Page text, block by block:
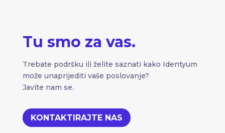
Tu smo za vas.
Trebate podršku ili želite saznati kako Identyum
može unaprijediti vaše poslovanje?
Javite nam se.
KONTAKTIRAJTE NAS